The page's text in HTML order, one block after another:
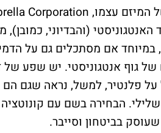
(והבדיוני, כמובן),
אם מסתכלים גם על
גוף אנטגוניסטי. יש שפע
על פלנטיר, למשל, נראה שגם
הבחירה בשם עם
בביטחון וסייבר.